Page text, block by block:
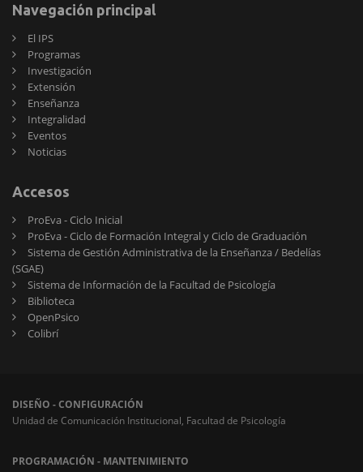
Navegación principal
El IPS
Programas
Investigación
Extensión
Enseñanza
Integralidad
Eventos
Noticias
Accesos
ProEva - Ciclo Inicial
ProEva - Ciclo de Formación Integral y Ciclo de Graduación
Sistema de Gestión Administrativa de la Enseñanza / Bedelías
(SGAE)
Sistema de Información de la Facultad de Psicología
Biblioteca
OpenPsico
Colibrí
DISEÑO - CONFIGURACIÓN
Unidad de Comunicación Institucional, Facultad de Psicología
PROGRAMACIÓN - MANTENIMIENTO